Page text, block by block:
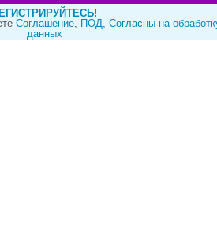
Cоглашение, ПОД, Согласны на
данных